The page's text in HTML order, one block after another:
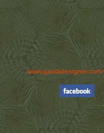
www.gaudidesigner.com